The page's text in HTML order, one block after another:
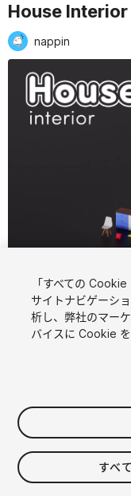
House Interior
nappin
現在のスライド：1 /
FREE
453viewsin
「すべての
サイトナビゲーシ
析し、弊社のマー
バイスに Cookie
すべ